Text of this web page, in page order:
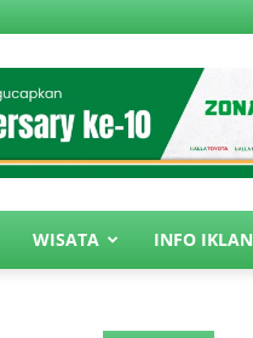
WISATA INFO IKLAN